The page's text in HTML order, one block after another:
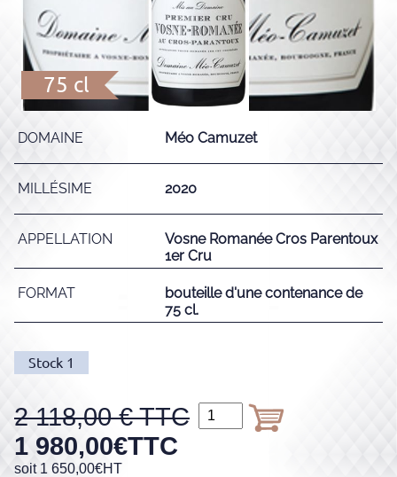
75 cl
DOMAINE Méo Camuzet
MILLÉSIME 2020
APPELLATION
Vosne Romanée Cros Parentoux
1er Cru
FORMAT
bouteille d'une contenance de
75 cl.
Stock 1
2 118,00
1 980,00€TTC
soit 1 650,00€HT